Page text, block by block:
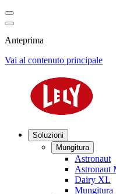
Anteprima
Vai al contenuto principale
Soluzioni
Mungitura
Astronaut
Astronaut
Dairy XL
Mungitura